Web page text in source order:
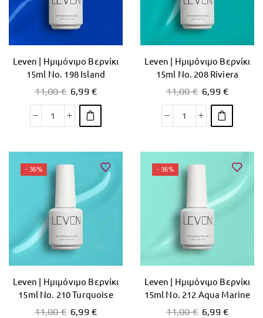
Leven | Ημιμόνιμο Βερνίκι
15ml No. 198 Island
11,00€ 6,99 €
Leven | Ημιμόνιμο Βερνίκι
15ml No. 208 Riviera
11,00€ 6,99 €
- 36%
Leven | Ημιμόνιμο Βερνίκι
15ml No. 210 Turquoise
11,00€ 6,99 €
- 36%
Leven | Ημιμόνιμο Βερνίκι
15ml No. 212 Aqua Marine
11,00€ 6,99 €